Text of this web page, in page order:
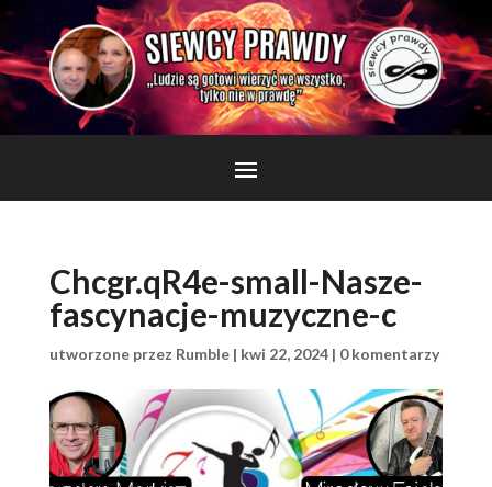
Chcgr.qR4e-small-Nasze-
fascynacje-muzyczne-c
utworzone przez Rumble| kwi 22, 2024| 0 komentarzy